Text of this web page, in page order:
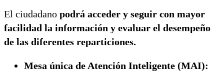
El ciudadano podrá acceder y seguir con mayor
facilidad la información y evaluar el desempeño
de las diferentes reparticiones.
Mesa única de Atención Inteligente (MAI):